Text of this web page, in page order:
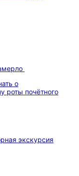
о
роты почётного